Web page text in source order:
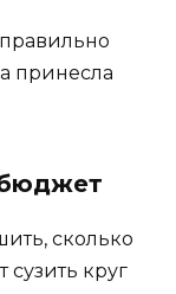
принесла
сколько
сузить круг